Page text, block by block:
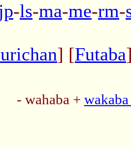
-ls-ma-me-rm-
] [Futaba
- wahaba +